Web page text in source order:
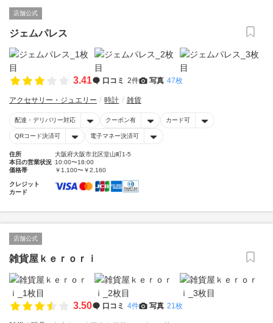
店舗公式
ジェムパレス
3.41 口コミ 2件 写真 47枚
アクセサリー・ジュエリー 時計 雑貨
配達・デリバリー対応 クーポン有 カード可
QRコード決済可 電子マネー決済可
住所
大阪府大阪市北区堂山町1-5
本日の営業状況 10:00〜18:00
価格帯
￥1,100〜￥2,160
クレジット
カード
店舗公式
雑貨屋ｋｅｒｏｒｉ
3.50 口コミ 4件 写真 21枚